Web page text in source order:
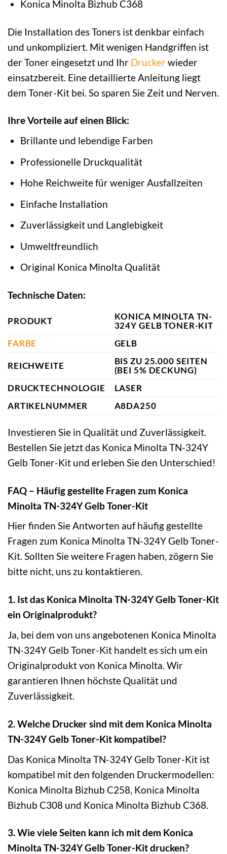
Konica Minolta Bizhub C368
Die Installation des Toners ist denkbar einfach
und unkompliziert. Mit wenigen Handgriffen ist
der Toner eingesetzt und Ihr Druckerwieder
einsatzbereit. Eine detaillierte Anleitung liegt
dem Toner-Kit bei. So sparen Sie Zeit und Nerven.
Ihre Vorteile auf einen Blick:
Brillante und lebendige Farben
Professionelle Druckqualität
Hohe Reichweite für weniger Ausfallzeiten
Einfache Installation
Zuverlässigkeit und Langlebigkeit
Umweltfreundlich
Original Konica Minolta Qualität
Technische Daten:
PRODUKT
KONICA MINOLTA TN-
324Y GELB TONER-KIT
FARBE
GELB
REICHWEITE
BIS ZU 25.000 SEITEN
(BEI 5% DECKUNG)
DRUCKTECHNOLOGIE
LASER
ARTIKELNUMMER
A8DA250
Investieren Sie in Qualität und Zuverlässigkeit.
Bestellen Sie jetzt das Konica Minolta TN-324Y
Gelb Toner-Kit und erleben Sie den Unterschied!
FAQ – Häufig gestellte Fragen zum Konica
Minolta TN-324Y Gelb Toner-Kit
Hier finden Sie Antworten auf häufig gestellte
Fragen zum Konica Minolta TN-324Y Gelb Toner-
Kit. Sollten Sie weitere Fragen haben, zögern Sie
bitte nicht, uns zu kontaktieren.
1. Ist das Konica Minolta TN-324Y Gelb Toner-Kit
ein Originalprodukt?
Ja, bei dem von uns angebotenen Konica Minolta
TN-324Y Gelb Toner-Kit handelt es sich um ein
Originalprodukt von Konica Minolta. Wir
garantieren Ihnen höchste Qualität und
Zuverlässigkeit.
2. Welche Drucker sind mit dem Konica Minolta
TN-324Y Gelb Toner-Kit kompatibel?
Das Konica Minolta TN-324Y Gelb Toner-Kit ist
kompatibel mit den folgenden Druckermodellen:
Konica Minolta Bizhub C258, Konica Minolta
Bizhub C308 und Konica Minolta Bizhub C368.
3. Wie viele Seiten kann ich mit dem Konica
Minolta TN-324Y Gelb Toner-Kit drucken?